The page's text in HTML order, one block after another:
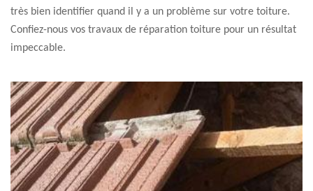
très bien identifier quand il y a un problème sur votre toiture.
Confiez-nous vos travaux de réparation toiture pour un résultat
impeccable.